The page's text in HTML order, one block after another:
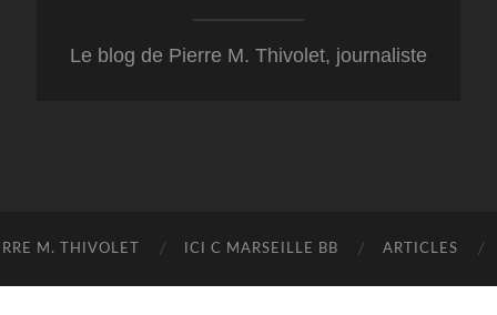
Le blog de Pierre M. Thivolet, journaliste
M. THIVOLET ICI C MARSEILLE BB ARTICLES